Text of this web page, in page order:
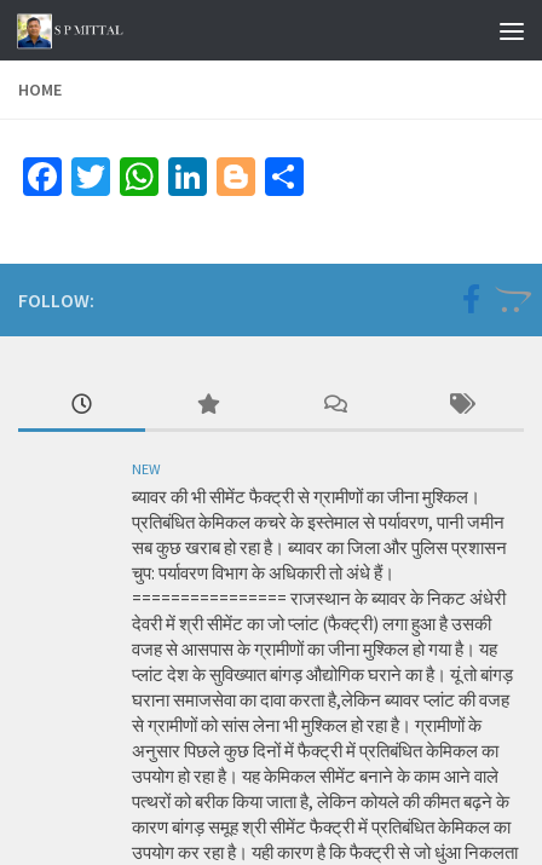
Skip to content
HOME
Facebook
TwitterWhatsApp
LinkedIn
Blogger
FOLLOW:
NEW
ब्यावर की भी सीमेंट फैक्ट्री से ग्रामीणों का जीना मुश्किल।
प्रतिबंधित केमिकल कचरे के इस्तेमाल से पर्यावरण, पानी जमीन
सब कुछ खराब हो रहा है। ब्यावर का जिला और पुलिस प्रशासन
चुप: पर्यावरण विभाग के अधिकारी तो अंधे हैं।
================ राजस्थान के ब्यावर के निकट अंधेरी
देवरी में श्री सीमेंट का जो प्लांट (फैक्ट्री) लगा हुआ है उसकी
वजह से आसपास के ग्रामीणों का जीना मुश्किल हो गया है। यह
प्लांट देश के सुविख्यात बांगड़ औद्योगिक घराने का है। यूं तो बांगड़
घराना समाजसेवा का दावा करता है,लेकिन ब्यावर प्लांट की वजह
से ग्रामीणों को सांस लेना भी मुश्किल हो रहा है। ग्रामीणों के
अनुसार पिछले कुछ दिनों में फैक्ट्री में प्रतिबंधित केमिकल का
उपयोग हो रहा है। यह केमिकल सीमेंट बनाने के काम आने वाले
पत्थरों को बरीक किया जाता है, लेकिन कोयले की कीमत बढ़ने के
कारण बांगड़ समूह श्री सीमेंट फैक्ट्री में प्रतिबंधित केमिकल का
उपयोग कर रहा है। यही कारण है कि फैक्ट्री से जो धुंआ निकलता